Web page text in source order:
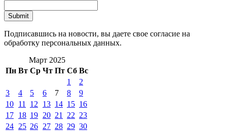
Подписавшись на новости, вы даете свое согласие на
обработку персональных данных.
Март 2025
Пн Вт Ср Чт Пт Сб Вс
1
2
3
4 5 6 7 8
9
10 11 12 13 14 15 16
17 18 19 20 21 22 23
24 25 26 27 28 29 30